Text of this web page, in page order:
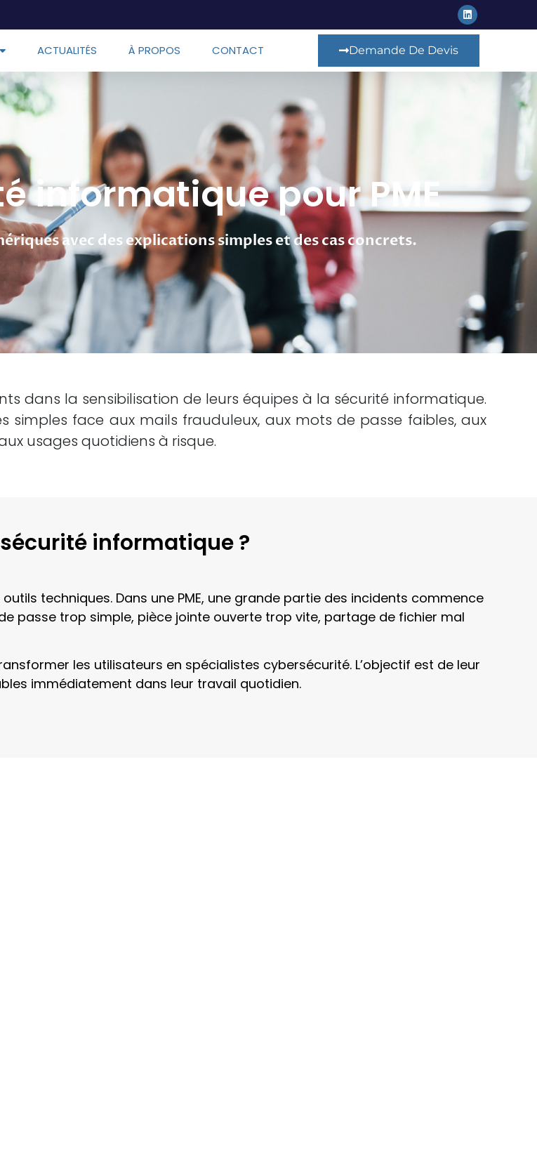
ACTUALITÉS À PROPOS CONTACT Demande De Devis
informatique pour PME
avec des explications simples et des cas concrets.
dans la sensibilisation de leurs équipes à la sécurité informatique.
simples face aux mails frauduleux, aux mots de passe faibles, aux
usages quotidiens à risque.
informatique ?
techniques. Dans une PME, une grande partie des incidents commence
passe trop simple, pièce jointe ouverte trop vite, partage de fichier mal
les utilisateurs en spécialistes cybersécurité. L’objectif est de leur
immédiatement dans leur travail quotidien.